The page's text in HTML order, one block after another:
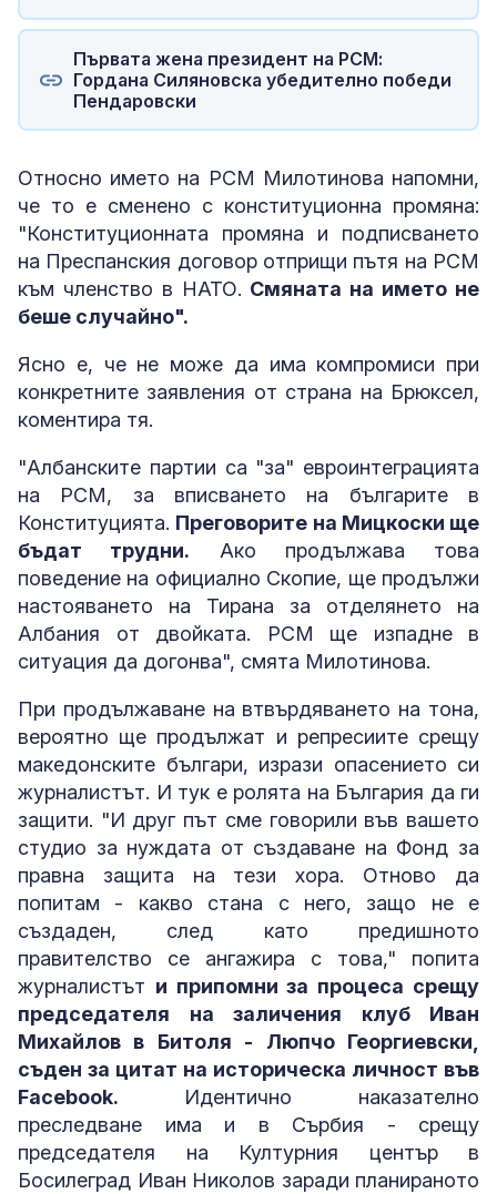
Първата жена президент на РСМ:
Гордана Силяновска убедително победи
Пендаровски
Относно името на РСМ Милотинова напомни,
че то е сменено с конституционна промяна:
"Конституционната промяна и подписването
на Преспанския договор отприщи пътя на РСМ
към членство в НАТО. Смяната на името не
беше случайно".
Ясно е, че не може да има компромиси при
конкретните заявления от страна на Брюксел,
коментира тя.
"Албанските партии са "за" евроинтеграцията
на РСМ, за вписването на българите в
Конституцията. Преговорите на Мицкоски ще
бъдат трудни. Ако продължава това
поведение на официално Скопие, ще продължи
настояването на Тирана за отделянето на
Албания от двойката. РСМ ще изпадне в
ситуация да догонва", смята Милотинова.
При продължаване на втвърдяването на тона,
вероятно ще продължат и репресиите срещу
македонските българи, изрази опасението си
журналистът. И тук е ролята на България да ги
защити. "И друг път сме говорили във вашето
студио за нуждата от създаване на Фонд за
правна защита на тези хора. Отново да
попитам - какво стана с него, защо не е
създаден, след като предишното
правителство се ангажира с това," попита
журналистът и припомни за процеса срещу
председателя на заличения клуб Иван
Михайлов в Битоля - Люпчо Георгиевски,
съден за цитат на историческа личност във
Facebook.
Идентично наказателно
преследване има и в Сърбия - срещу
председателя на Културния център в
Босилеград Иван Николов заради планираното